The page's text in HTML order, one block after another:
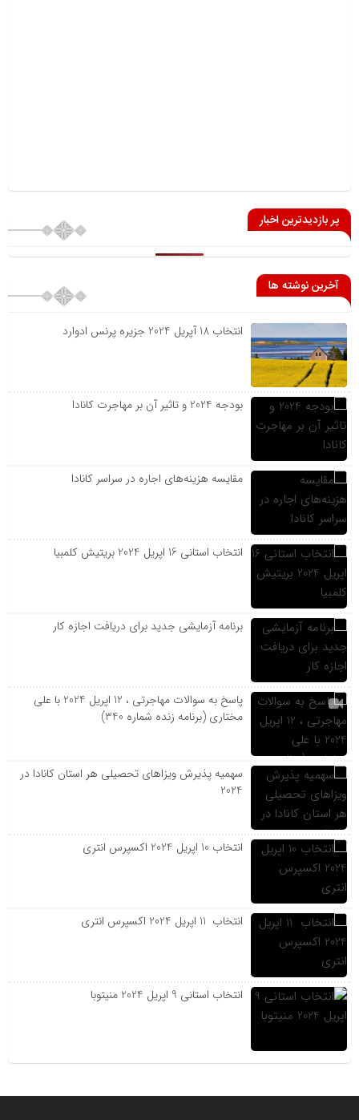
پر بازدیدترین اخبار
آخرین نوشته ها
انتخاب 18 آپریل 2024 جزیره پرنس ادوارد
بودجه 2024 و تاثیر آن بر مهاجرت کانادا
مقایسه هزینه‌های اجاره در سراسر کانادا
انتخاب استانی 16 اپریل 2024 بریتیش کلمبیا
برنامه آزمایشی جدید برای دریافت اجازه کار
پاسخ به سوالات مهاجرتی ، 12 اپریل 2024 با علی
مختاری (برنامه زنده شماره 340)
سهمیه پذیرش ویزاهای تحصیلی هر استان‌ کانادا در
2024
انتخاب 10 اپریل 2024 اکسپرس انتری
انتخاب 11 اپریل 2024 اکسپرس انتری
انتخاب استانی 9 اپریل 2024 منیتوبا